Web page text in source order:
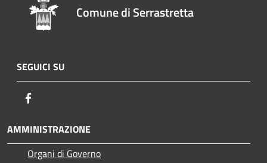
Comune di Serrastretta
SEGUICI SU
AMMINISTRAZIONE
Organi di Governo